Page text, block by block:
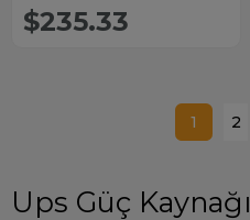
$235.33
1 2
Ups Güç Kaynağı